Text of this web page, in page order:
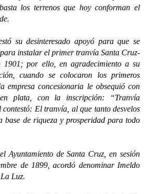
los terrenos que hoy conforman el
desinteresado apoyó para que se
instalar el primer tranvía Santa Cruz-
1901; por ello, en agradecimiento a su
cuando se colocaron los primeros
empresa concesionaria le obsequió con
plata, con la inscripción: “Tranvía
El tranvía, al que tanto desvelos
base de riqueza y prosperidad para todo
de Santa Cruz, en sesión
de 1899, acordó denominar Imeldo
Luz.